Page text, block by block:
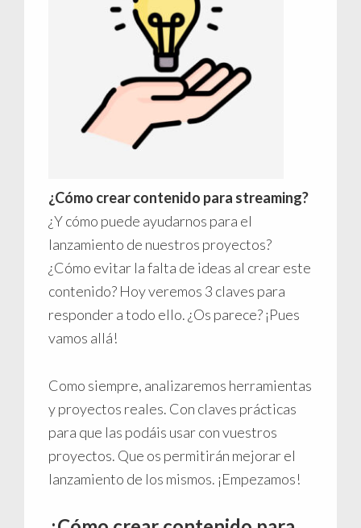
¿Cómo crear contenido para streaming?
¿Y cómo puede ayudarnos para el
lanzamiento de nuestros proyectos?
¿Cómo evitar la falta de ideas al crear este
contenido? Hoy veremos 3 claves para
responder a todo ello. ¿Os parece? ¡Pues
vamos allá!
Como siempre, analizaremos herramientas
y proyectos reales. Con claves prácticas
para que las podáis usar con vuestros
proyectos. Que os permitirán mejorar el
lanzamiento de los mismos. ¡Empezamos!